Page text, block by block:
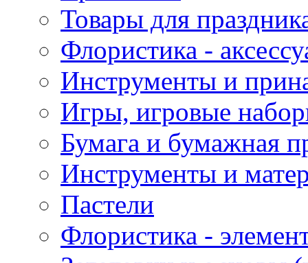
Товары для
Флористика -
Инструменты и
Игры, игровые
Бумага и бумажная
Инструменты и
Пастели
Флористика -